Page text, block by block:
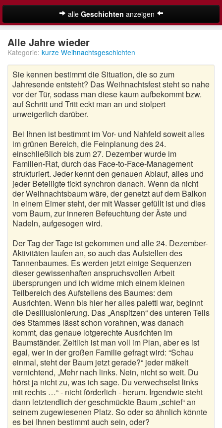
alle Geschichten anzeigen
Adventsgeschichten
Besinnliche Weihnachtsgeschichten
Kurze Weihnachtsgeschichten
Lustige Weihnachtsgeschichten
Moderne Weihnachtsgeschichten
Weihnachtsgeschichten für Kinder
Weihnachtsmärchen
Adventskalender
Suche
Alle Jahre wieder
Kategorie: kurze Weihnachtsgeschichten
Sie kennen bestimmt die Situation, die so zum
Jahresende entsteht? Das Weihnachtsfest steht so nahe
vor der Tür, sodass man diese kaum aufbekommt bzw.
auf Schritt und Tritt eckt man an und stolpert
unweigerlich darüber.
Bei Ihnen ist bestimmt im Vor- und Nahfeld soweit alles
im grünen Bereich, die Feinplanung des 24.
einschließlich bis zum 27. Dezember wurde im
Familien-Rat, durch das Face-to-Face-Management
strukturiert. Jeder kennt den genauen Ablauf, alles und
jeder Beteiligte tickt synchron danach. Wenn da nicht
der Weihnachtsbaum wäre, der genetzt auf dem Balkon
in einem Eimer steht, der mit Wasser gefüllt ist und dies
vom Baum, zur inneren Befeuchtung der Äste und
Nadeln, aufgesogen wird.
Der Tag der Tage ist gekommen und alle 24. Dezember-
Aktivitäten laufen an, so auch das Aufstellen des
Tannenbaumes. Es werden jetzt einige Sequenzen
dieser gewissenhaften anspruchsvollen Arbeit
übersprungen und ich widme mich einem kleinen
Teilbereich des Aufstellens des Baumes: dem
Ausrichten. Wenn bis hier her alles paletti war, beginnt
die Desillusionierung. Das „Anspitzen“ des unteren Teils
des Stammes lässt schon vorahnen, was danach
kommt, das genaue lotgerechte Ausrichten im
Baumständer. Zeitlich ist man voll im Plan, aber es ist
egal, wer in der großen Familie gefragt wird: “Schau
einmal, steht der Baum jetzt gerade?“ jeder mäkelt
vernichtend, „Mehr nach links. Nein, nicht so weit. Du
hörst ja nicht zu, was ich sage. Du verwechselst links
mit rechts …“ - nicht förderlich - herum. Irgendwie steht
dann letztendlich der geschmückte Baum „schief“ an
seinem zugewiesenen Platz. So oder so ähnlich könnte
es bei Ihnen bestimmt auch sein, oder?